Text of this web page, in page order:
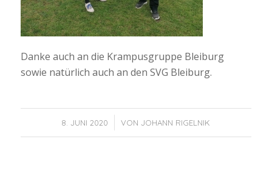
Danke auch an die Krampusgruppe Bleiburg
sowie natürlich auch an den SVG Bleiburg.
8. JUNI 2020
/ VONJOHANN RIGELNIK